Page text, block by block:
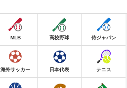
MLB 高校野球 侍ジャパン
海外サッカー 日本代表 テニス